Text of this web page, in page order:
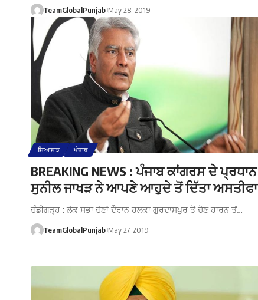
TeamGlobalPunjab May 28, 2019
ਸਿਆਸਤ ਪੰਜਾਬ
BREAKING NEWS : ਪੰਜਾਬ ਕਾਂਗਰਸ ਦੇ ਪ੍ਰਧਾਨ
ਸੁਨੀਲ ਜਾਖੜ ਨੇ ਆਪਣੇ ਆਹੁਦੇ ਤੋਂ ਦਿੱਤਾ ਅਸਤੀਫਾ
ਚੰਡੀਗੜ੍ਹ : ਲੋਕ ਸਭਾ ਚੋਣਾਂ ਦੌਰਾਨ ਹਲਕਾ ਗੁਰਦਾਸਪੁਰ ਤੋਂ ਚੋਣ ਹਾਰਨ ਤੋਂ…
TeamGlobalPunjab May 27, 2019